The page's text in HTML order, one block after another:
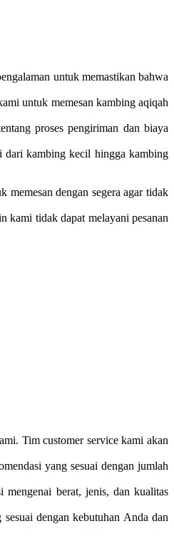
untuk memastikan bahwa
untuk memesan kambing aqiqah
proses pengiriman dan biaya
dari kambing kecil hingga kambing
memesan dengan segera agar tidak
kami tidak dapat melayani pesanan
Tim customer service kami akan
yang sesuai dengan jumlah
berat, jenis, dan kualitas
dengan kebutuhan Anda dan